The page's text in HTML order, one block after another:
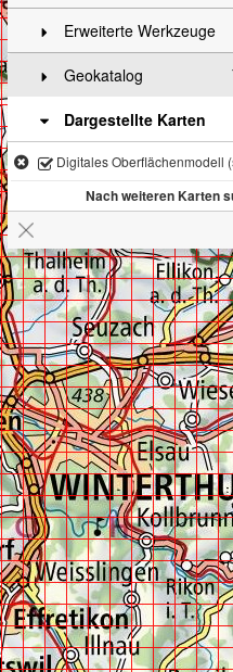
Erweiterte Werkzeuge
Geokatalog
Dargestellte Karten
Digitales Oberflächenmodell (swissSURFACE3D
Nach weiteren Karten